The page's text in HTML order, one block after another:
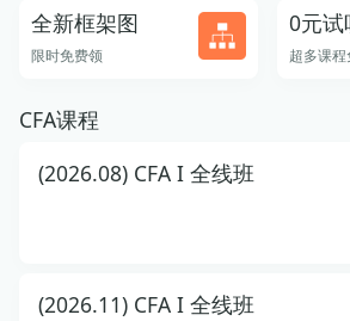
全新框架图
限时免费领
0元试
超多课
CFA课程
(2026.08) CFA I 全线班
(2026.11) CFA I 全线班